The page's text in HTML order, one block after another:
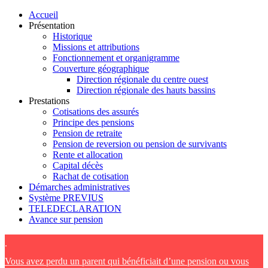
Accueil
Présentation
Historique
Missions et attributions
Fonctionnement et organigramme
Couverture géographique
Direction régionale du centre ouest
Direction régionale des hauts bassins
Prestations
Cotisations des assurés
Principe des pensions
Pension de retraite
Pension de reversion ou pension de survivants
Rente et allocation
Capital décès
Rachat de cotisation
Démarches administratives
Système PREVIUS
TELEDECLARATION
Avance sur pension
.
Vous avez perdu un parent qui bénéficiait d’une pension ou vous